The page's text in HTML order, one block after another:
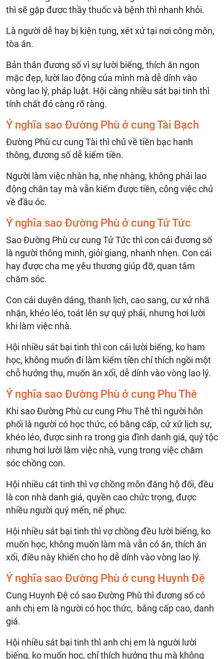
thì sẽ gặp được thầy thuốc và bệnh thì nhanh khỏi.
Là người dễ hay bị kiện tụng, xét xử tại nơi công môn,
tòa án.
Bản thân đương số vì sự lười biếng, thích ăn ngon
mặc đẹp, lười lao động của mình mà dễ dính vào
vòng lao lý, pháp luật. Hội càng nhiều sát bại tinh thì
tính chất đó càng rõ ràng.
Ý nghĩa sao Đường Phù ở cung Tài Bạch
Đường Phù cư cung Tài thì chủ về tiền bạc hanh
thông, đương số dễ kiếm tiền.
Người làm việc nhàn hạ, nhẹ nhàng, không phải lao
động chân tay mà vẫn kiếm được tiền, công việc chủ
về đầu óc.
Ý nghĩa sao Đường Phù ở cung Tử Tức
Sao Đường Phù cư cung Tử Tức thì con cái đương số
là người thông minh, giỏi giang, nhanh nhẹn. Con cái
hay được cha mẹ yêu thương giúp đỡ, quan tâm
chăm sóc.
Con cái duyên dáng, thanh lịch, cao sang, cư xử nhã
nhặn, khéo léo, toát lên sự quý phái, nhưng hơi lười
khi làm việc nhà.
Hội nhiều sát bại tinh thì con cái lười biếng, ko ham
học, không muốn đi làm kiếm tiền chỉ thích ngồi một
chỗ hưởng thụ, muốn ăn xổi, dễ dính vào vòng lao lý.
Ý nghĩa sao Đường Phù ở cung Phu Thê
Khi sao Đường Phù cư cung Phu Thê thì người hôn
phối là người có học thức, có bằng cấp, cử xử lịch sự,
khéo léo, được sinh ra trong gia đình danh giá, quý tộc
nhưng hơi lười làm việc nhà, vụng trong việc chăm
sóc chồng con.
Hội nhiều cát tinh thì vợ chồng môn đăng hộ đối, đều
là con nhà danh giá, quyền cao chức trọng, được
nhiều người quý mến, nể phục.
Hội nhiều sát bại tinh thì vợ chồng đều lười biếng, ko
muốn học, không muốn làm mà vẫn có ăn, thích ăn
xổi, điều này khiến cho họ dễ dính vào vòng lao lý.
Ý nghĩa sao Đường Phù ở cung Huynh Đệ
Cung Huynh Đệ có sao Đường Phù thì đương số có
anh chị em là người có học thức, bằng cấp cao, danh
giá.
Hội nhiều sát bại tinh thì anh chị em là người lười
biếng, ko muốn học, chỉ thích hưởng thụ mà không